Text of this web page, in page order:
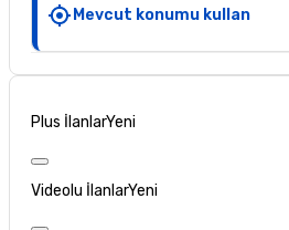
Mevcut konumu kullan
Plus İlanlarYeni
Videolu İlanlarYeni